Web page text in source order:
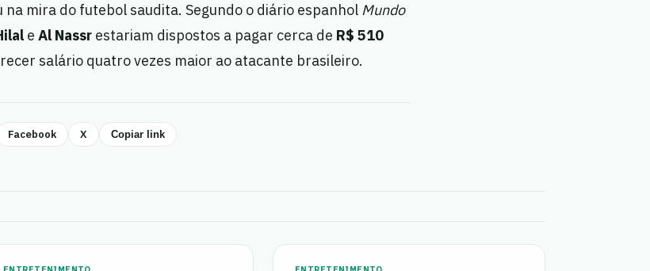
na mira do futebol saudita. Segundo o diário espanhol Mundo
e Al Nassr estariam dispostos a pagar cerca de R$ 510
salário quatro vezes maior ao atacante brasileiro.
Facebook X Copiar link